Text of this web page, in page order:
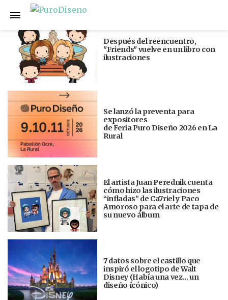
Anterior
Después del reencuentro,
"Friends" vuelve en un libro con
ilustraciones
Se lanzó la preventa para
expositores
de Feria Puro Diseño 2026 en La
Rural
El artista Juan Perednik cuenta
cómo hizo las ilustraciones
“infladas” de Ca7riel y Paco
Amoroso para el arte de tapa de
su nuevo álbum
7 datos sobre el castillo que
inspiró el logotipo de Walt
Disney (Había una vez... un
diseño ícónico)
Siguiente